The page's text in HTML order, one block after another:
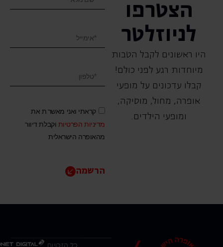
הצטרפו
לניוזלטר
היו ראשונים לקבל הטבות
מיוחדות רגע לפני כולם!
קבלו עדכונים על מופעי
אופרה, ‏מחול, ‏מוסיקה,
ומופעי הילדים.
קראתי ואני מאשר.ת את
מדיניות הפרטיות וקבלת דיוור
מהאופרה הישראלית
הרשמה
כל הזכויות